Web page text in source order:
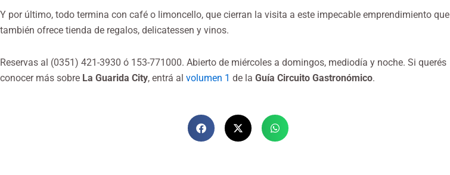
Y por último, todo termina con café o limoncello, que cierran la visita a este impecable emprendimiento que
también ofrece tienda de regalos, delicatessen y vinos.
Reservas al (0351) 421-3930 ó 153-771000. Abierto de miércoles a domingos, mediodía y noche. Si querés
conocer más sobre La Guarida City, entrá al volumen 1 de la Guía Circuito Gastronómico.